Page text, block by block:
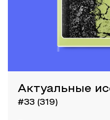
Актуальные
#33 (319)